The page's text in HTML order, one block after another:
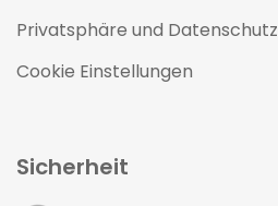
Privatsphäre und Datenschutz
Cookie Einstellungen
Sicherheit